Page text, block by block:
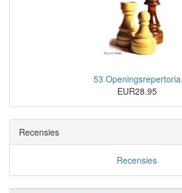
53 Openingsrepertoria
EUR28.95
Recensies
Recensies